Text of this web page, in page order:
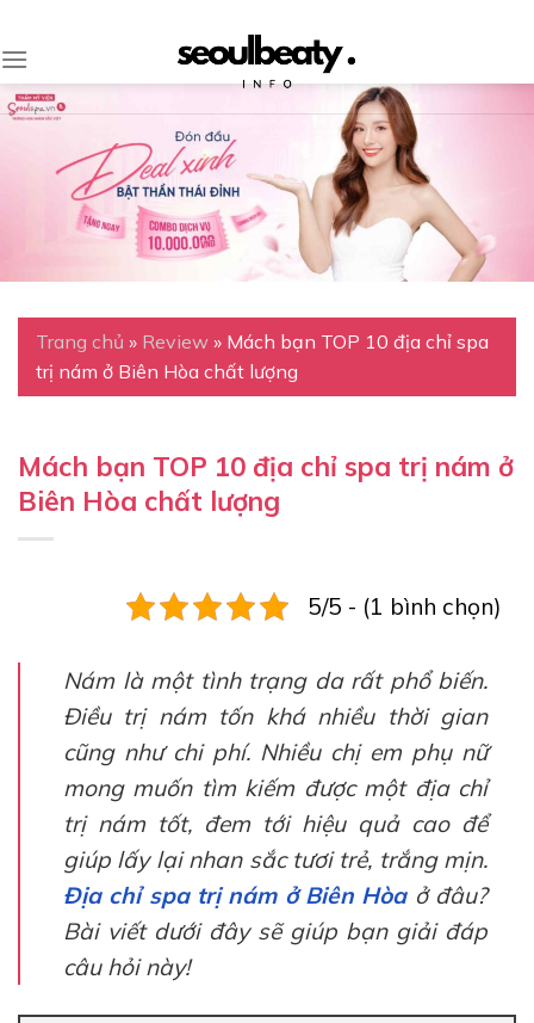
content
Trang chủ » Review » Mách bạn TOP 10 địa chỉ spa
trị nám ở Biên Hòa chất lượng
Mách bạn TOP 10 địa chỉ spa trị nám ở
Biên Hòa chất lượng
5/5 - (1 bình chọn)
Nám là một tình trạng da rất phổ biến.
Điều trị nám tốn khá nhiều thời gian
cũng như chi phí. Nhiều chị em phụ nữ
mong muốn tìm kiếm được một địa chỉ
trị nám tốt, đem tới hiệu quả cao để
giúp lấy lại nhan sắc tươi trẻ, trắng mịn.
Địa chỉ spa trị nám ở Biên Hòaở đâu?
Bài viết dưới đây sẽ giúp bạn giải đáp
câu hỏi này!